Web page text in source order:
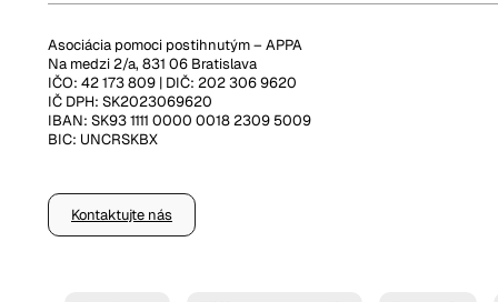
Asociácia pomoci postihnutým – APPA
Na medzi 2/a, 831 06 Bratislava
IČO: 42 173 809 | DIČ: 202 306 9620
IČ DPH: SK2023069620
IBAN: SK93 1111 0000 0018 2309 5009
BIC: UNCRSKBX
Kontaktujte nás